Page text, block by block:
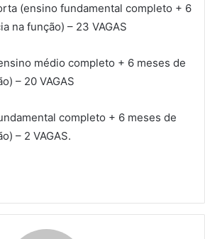
(ensino fundamental completo + 6
na função) – 23 VAGAS
médio completo + 6 meses de
– 20 VAGAS
completo + 6 meses de
– 2 VAGAS.